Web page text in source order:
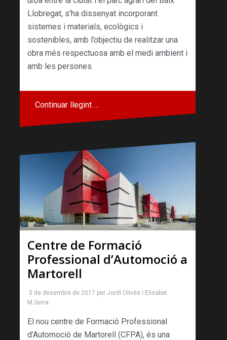
Llobregat, s’ha dissenyat incorporant
sistemes i materials, ecològics i
sostenibles, amb l’objectiu de realitzar una
obra més respectuosa amb el medi ambient i
amb les persones.
Continuar llegint …
Centre de Formació
Professional d’Automoció a
Martorell
5 de desembre de 2017 per Jordi Olivés i Elisabet
M.Serra
El nou centre de Formació Professional
d’Automoció de Martorell (CFPA), és una